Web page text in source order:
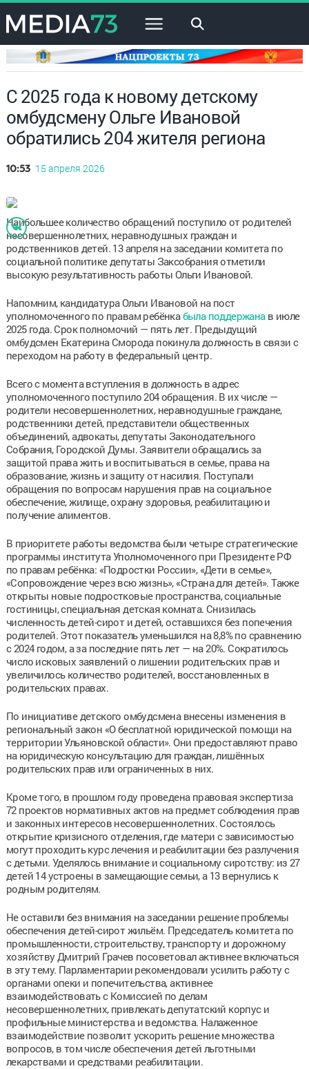
×
С 2025 года к новому детскому
омбудсмену Ольге Ивановой
обратились 204 жителя региона
10:53 15 апреля 2026
Наибольшее количество обращений поступило от родителей
несовершеннолетних, неравнодушных граждан и
родственников детей. 13 апреля на заседании комитета по
социальной политике депутаты Заксобрания отметили
высокую результативность работы Ольги Ивановой.
Напомним, кандидатура Ольги Ивановой на пост
уполномоченного по правам ребёнкабыла поддержанав июле
2025 года. Срок полномочий — пять лет. Предыдущий
омбудсмен Екатерина Сморода покинула должность в связи с
переходом на работу в федеральный центр.
Всего с момента вступления в должность в адрес
уполномоченного поступило 204 обращения. В их числе —
родители несовершеннолетних, неравнодушные граждане,
родственники детей, представители общественных
объединений, адвокаты, депутаты Законодательного
Собрания, Городской Думы. Заявители обращались за
защитой права жить и воспитываться в семье, права на
образование, жизнь и защиту от насилия. Поступали
обращения по вопросам нарушения прав на социальное
обеспечение, жилище, охрану здоровья, реабилитацию и
получение алиментов.
В приоритете работы ведомства были четыре стратегические
программы института Уполномоченного при Президенте РФ
по правам ребёнка: «Подростки России», «Дети в семье»,
«Сопровождение через всю жизнь», «Страна для детей». Также
открыты новые подростковые пространства, социальные
гостиницы, специальная детская комната. Снизилась
численность детей-сирот и детей, оставшихся без попечения
родителей. Этот показатель уменьшился на 8,8% по сравнению
с 2024 годом, а за последние пять лет — на 20%. Сократилось
число исковых заявлений о лишении родительских прав и
увеличилось количество родителей, восстановленных в
родительских правах.
По инициативе детского омбудсмена внесены изменения в
региональный закон «О бесплатной юридической помощи на
территории Ульяновской области». Они предоставляют право
на юридическую консультацию для граждан, лишённых
родительских прав или ограниченных в них.
Кроме того, в прошлом году проведена правовая экспертиза
72 проектов нормативных актов на предмет соблюдения прав
и законных интересов несовершеннолетних. Состоялось
открытие кризисного отделения, где матери с зависимостью
могут проходить курс лечения и реабилитации без разлучения
с детьми. Уделялось внимание и социальному сиротству: из 27
детей 14 устроены в замещающие семьи, а 13 вернулись к
родным родителям.
Не оставили без внимания на заседании решение проблемы
обеспечения детей-сирот жильём. Председатель комитета по
промышленности, строительству, транспорту и дорожному
хозяйству Дмитрий Грачев посоветовал активнее включаться
в эту тему. Парламентарии рекомендовали усилить работу с
органами опеки и попечительства, активнее
взаимодействовать с Комиссией по делам
несовершеннолетних, привлекать депутатский корпус и
профильные министерства и ведомства. Налаженное
взаимодействие позволит ускорить решение множества
вопросов, в том числе обеспечения детей льготными
лекарствами и средствами реабилитации.